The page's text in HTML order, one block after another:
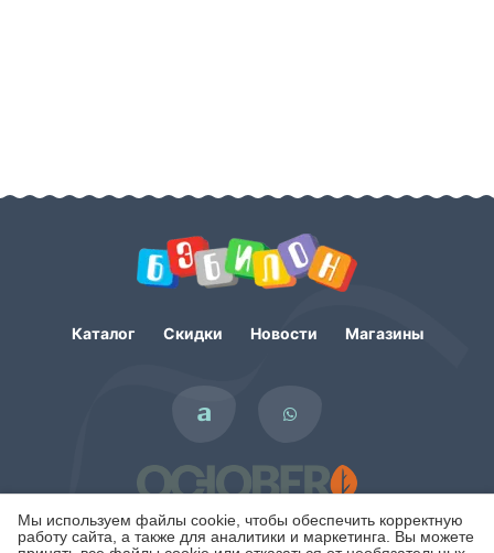
Мы используем файлы cookie, чтобы обеспечить корректную
работу сайта, а также для аналитики и маркетинга. Вы можете
Каталог Скидки Новости Магазины